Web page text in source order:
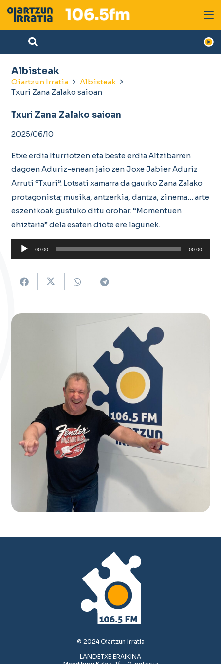
Albisteak
Oiartzun Irratia
Albisteak
Txuri Zana Zalako saioan
Txuri Zana Zalako saioan
2025/06/10
Etxe erdia Iturriotzen eta beste erdia Altzibarren
dagoen Aduriz-enean jaio zen Joxe Jabier Aduriz
Arruti “Txuri”. Lotsati xamarra da gaurko Zana Zalako
protagonista; musika, antzerkia, dantza, zinema… arte
eszenikoak gustuko ditu orohar. “Momentuen
ehiztaria” dela esaten diote ere lagunek.
Soinu
erreproduzigailua
00:00 00:00
© 2024 Oiartzun Irratia
LANDETXE ERAIKINA